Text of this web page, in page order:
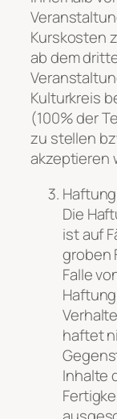
Kurskosten
ab dem
Kulturkreis
(100% der
zu stellen
akzeptieren
Haftung
Die
ist auf
groben
Falle
haftet
Inhalte